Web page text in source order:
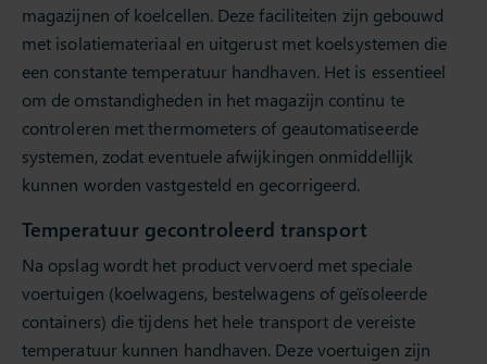
magazijnen of koelcellen. Deze faciliteiten zijn gebouwd
met isolatiemateriaal en uitgerust met koelsystemen die
een constante temperatuur handhaven. Het is essentieel
om de omstandigheden in het magazijn continu te
controleren met thermometers of geautomatiseerde
systemen, zodat eventuele afwijkingen onmiddellijk
kunnen worden vastgesteld en gecorrigeerd.
Temperatuur gecontroleerd transport
Na opslag wordt het product vervoerd met speciale
voertuigen (koelwagens, bestelwagens of geïsoleerde
containers) die tijdens het hele transport de vereiste
temperatuur kunnen handhaven. Deze voertuigen zijn